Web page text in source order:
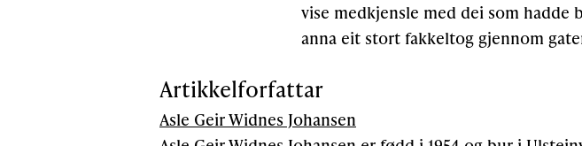
vise medkjensle med dei som
anna eit stort fakkeltog gjennom
Artikkelforfattar
Asle Geir Widnes Johansen